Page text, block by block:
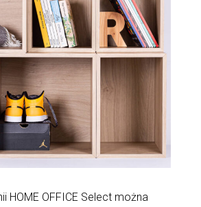
HOME OFFICE Select można